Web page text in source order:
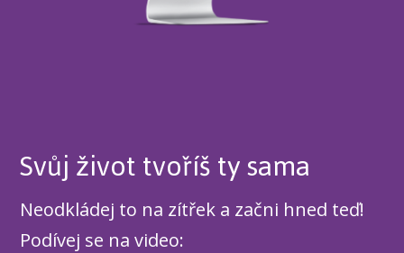
Svůj život tvoříš ty sama
Neodkládej to na zítřek a začni hned teď!
Podívej se na video: